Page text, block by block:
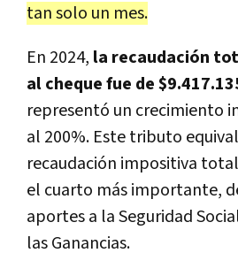
tan solo un mes.
En 2024, la recaudación
al cheque fue de
representó un crecimiento
al 200%. Este tributo
recaudación impositiva
el cuarto más importante,
aportes a la Seguridad
las Ganancias.